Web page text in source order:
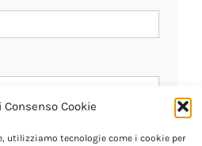
Cookie
utilizziamo tecnologie come i cookie per